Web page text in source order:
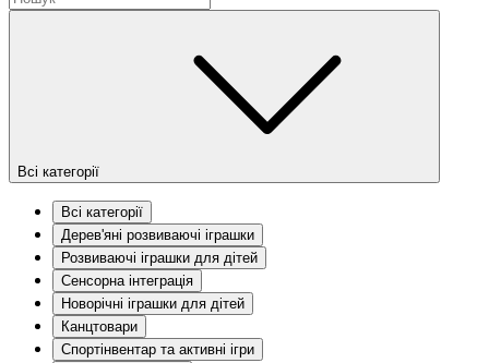
Всі категорії
Всі категорії
Дерев'яні розвиваючі іграшки
Розвиваючі іграшки для дітей
Сенсорна інтеграція
Новорічні іграшки для дітей
Канцтовари
Спортінвентар та активні ігри